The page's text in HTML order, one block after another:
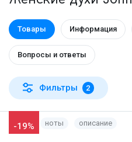
Товары Информация
Вопросы и ответы
Фильтры 2
-19% ноты описание